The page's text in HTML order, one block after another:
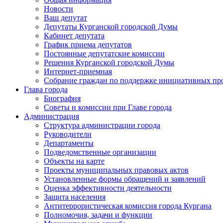
Новости
Ваш депутат
Депутаты Курганской городской Думы
Кабинет депутата
График приема депутатов
Постоянные депутатские комиссии
Решения Курганской городской Думы
Интернет-приемная
Собрание граждан по поддержке инициативных
Глава города
Биография
Советы и комиссии при Главе города
Администрация
Структура администрации города
Руководители
Департаменты
Подведомственные организации
Объекты на карте
Проекты муниципальных правовых актов
Установленные формы обращений и заявлений
Оценка эффективности деятельности
Защита населения
Антитеррористическая комиссия города Кургана
Полномочия, задачи и функции